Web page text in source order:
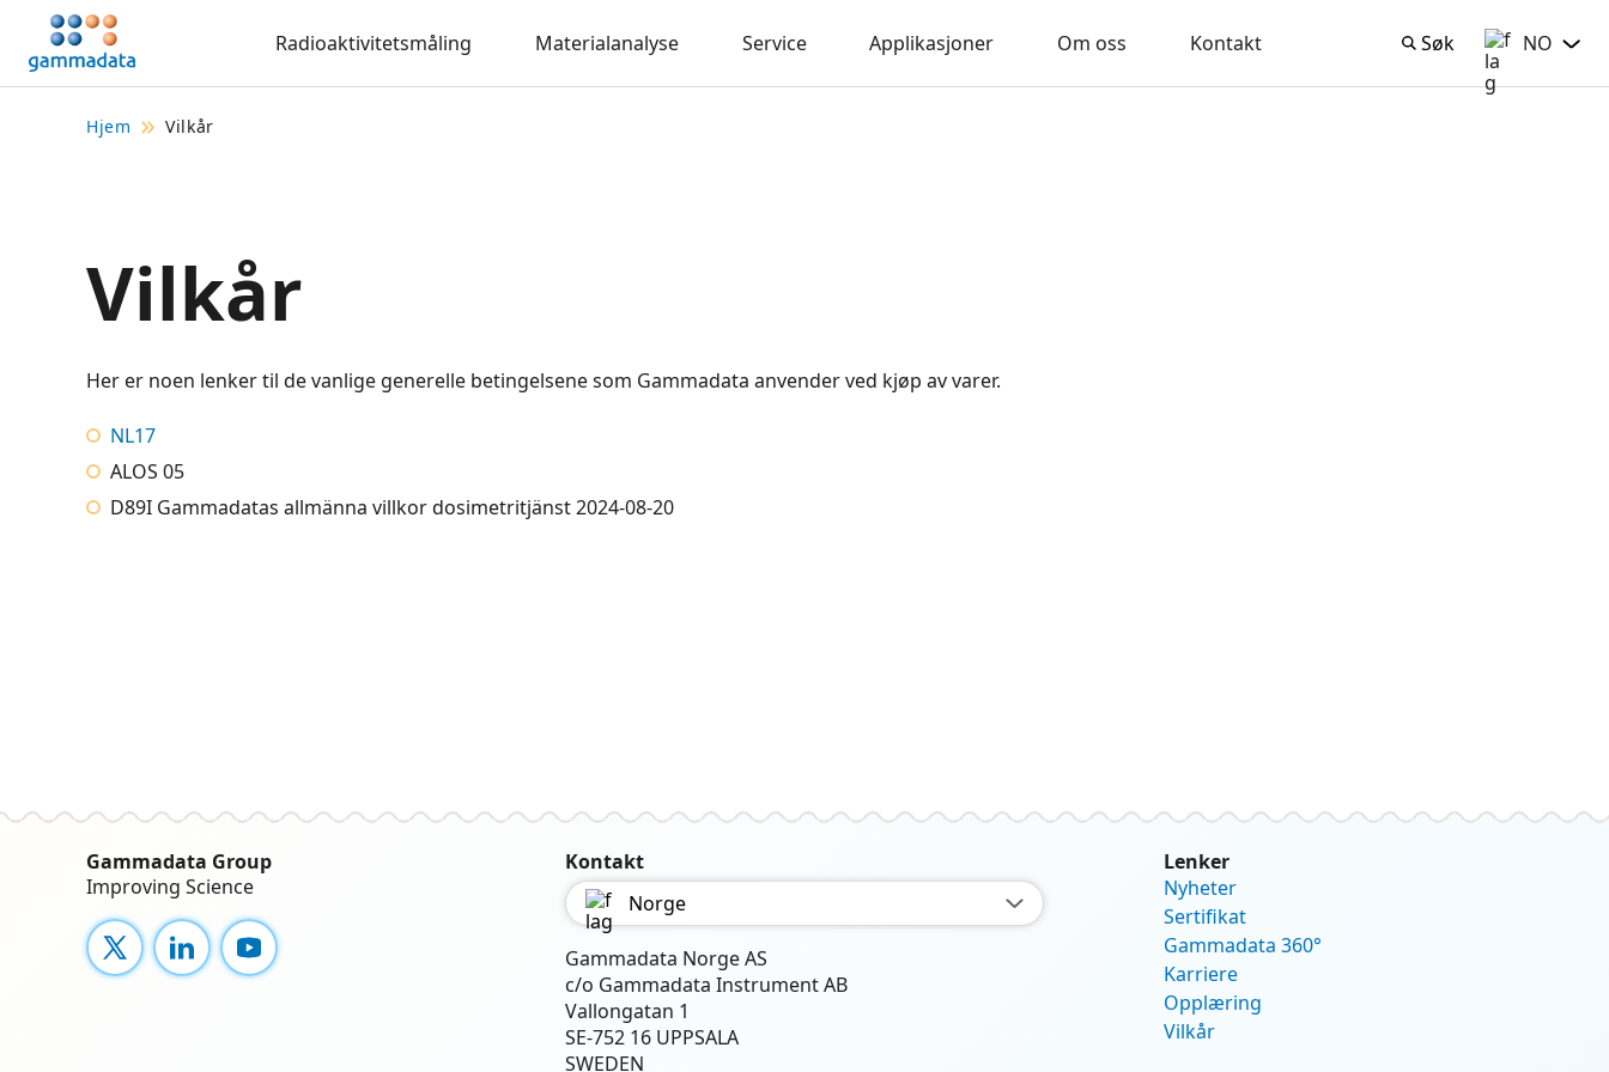
Hopp
hovedinnholdett
Radioaktivitetsmåling Materialanalyse Service Applikasjoner Om oss Kontakt Søk
Søk NorskNO
Hjem Vilkår
Vilkår
Her er noen lenker til de vanlige generelle betingelsene som Gammadata anvender ved kjøp av varer.
NL17
ALOS 05
D89I Gammadatas allmänna villkor dosimetritjänst 2024-08-20
Gammadata Group
Improving Science
X LinkedInYouTube
Kontakt
Norge
Gammadata Norge AS
c/o Gammadata Instrument AB
Vallongatan 1
SE-752 16 UPPSALA
SWEDEN
Lenker
Nyheter
Sertifikat
Gammadata 360°
Karriere
Opplæring
Vilkår